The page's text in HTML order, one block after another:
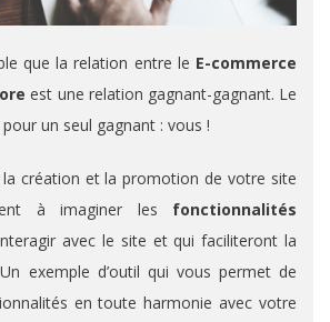
que la relation entre le E-commerce
est une relation gagnant-gagnant. Le
un seul gagnant : vous !
la création et la promotion de votre site
à imaginer les fonctionnalités
avec le site et qui faciliteront la
exemple d’outil qui vous permet de
en toute harmonie avec votre